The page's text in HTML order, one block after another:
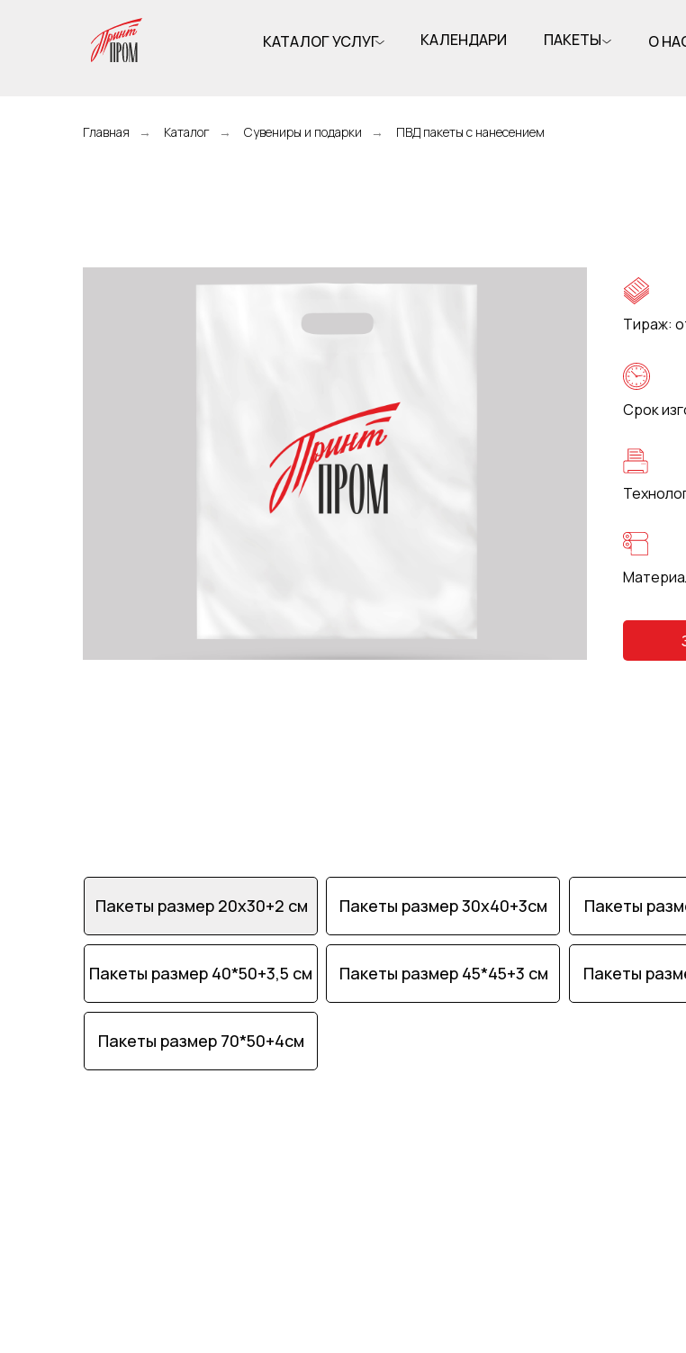
О
КАЛЕНДАРИ
КАТАЛОГ УСЛУГ ПАКЕТЫ
Главная → Каталог → Сувениры и подарки → ПВД пакеты с нанесением
Тираж:
Срок
Пакеты размер 30х40+3см Пакеты
Пакеты размер 40*50+3,5 см Пакеты размер 45*45+3 см Пакеты
Пакеты размер 70*50+4см
Пакеты размер 20х30+2 см